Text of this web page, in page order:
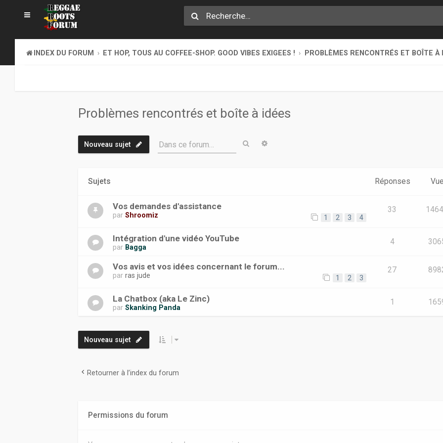
INDEX DU FORUM ET HOP, TOUS AU COFFEE-SHOP. GOOD VIBES EXIGEES ! PROBLÈMES RENCONTRÉS ET BOÎTE À
Problèmes rencontrés et boîte à idées
Nouveau sujet Dans ce forum… Rechercher
Sujets Réponses
Vos demandes d'assistance
parShroomiz 1 2 3 4
33
Intégration d'une vidéo YouTube
par Bagga
4
Vos avis et vos idées concernant le forum...
parras jude 1 2 3
27
La Chatbox (aka Le Zinc)
parSkanking Panda
1
Nouveau sujet
Retourner à l’index du forum
Permissions du forum